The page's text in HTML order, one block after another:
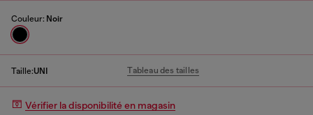
Couleur: Noir
Taille:UNI Tableau des tailles
Vérifier la disponibilité en magasin